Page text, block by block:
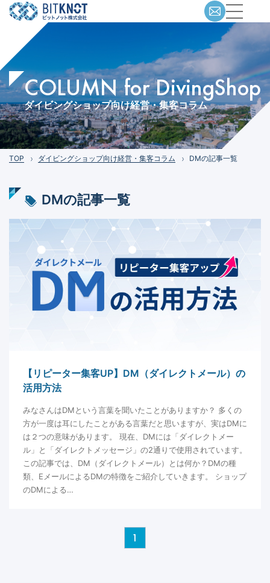
COLUMN for DivingShop
ダイビングショップ向け経営・集客コラム
TOP ダイビングショップ向け経営・集客コラム DMの記事一覧
DMの記事一覧
【リピーター集客UP】DM（ダイレクトメール）の
活用方法
みなさんはDMという言葉を聞いたことがありますか？ 多くの
方が一度は耳にしたことがある言葉だと思いますが、実はDMに
は２つの意味があります。 現在、DMには「ダイレクトメー
ル」と「ダイレクトメッセージ」の2通りで使用されています。
この記事では、DM（ダイレクトメール）とは何か？DMの種
類、EメールによるDMの特徴をご紹介していきます。 ショップ
のDMによる…
1